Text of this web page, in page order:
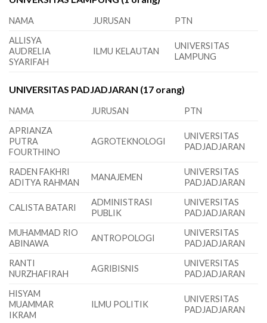
NAMA JURUSAN
PTN
ALLISYA
AUDRELIA
SYARIFAH
ILMU KELAUTAN
UNIVERSITAS
LAMPUNG
UNIVERSITAS PADJADJARAN (17 orang)
NAMA JURUSAN
PTN
APRIANZA
PUTRA
FOURTHINO
AGROTEKNOLOGI
UNIVERSITAS
PADJADJARAN
RADEN FAKHRI
ADITYA RAHMAN
MANAJEMEN
UNIVERSITAS
PADJADJARAN
CALISTA BATARI
ADMINISTRASI
PUBLIK
UNIVERSITAS
PADJADJARAN
MUHAMMAD RIO
ABINAWA
ANTROPOLOGI
UNIVERSITAS
PADJADJARAN
RANTI
NURZHAFIRAH
AGRIBISNIS
UNIVERSITAS
PADJADJARAN
HISYAM
MUAMMAR
IKRAM
ILMU POLITIK
UNIVERSITAS
PADJADJARAN